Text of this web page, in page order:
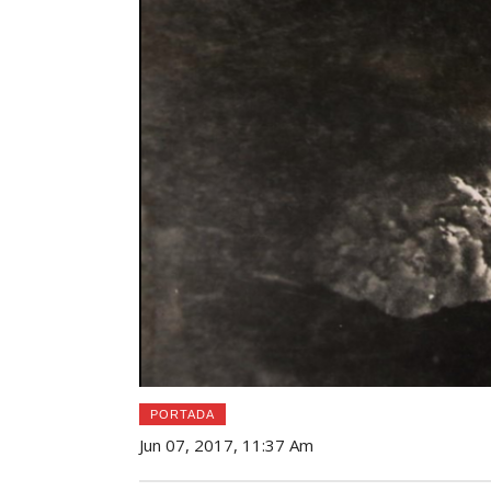
PORTADA
Jun 07, 2017, 11:37 Am